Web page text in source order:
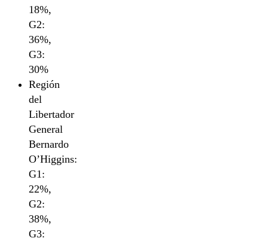
18%,
G2:
36%,
G3:
30%
Región
del
Libertador
General
Bernardo
O’Higgins:
G1:
22%,
G2:
38%,
G3: